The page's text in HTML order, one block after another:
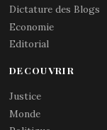
Dictature des Blogs
Economie
Editorial
DECOUVRIR
Justice
Monde